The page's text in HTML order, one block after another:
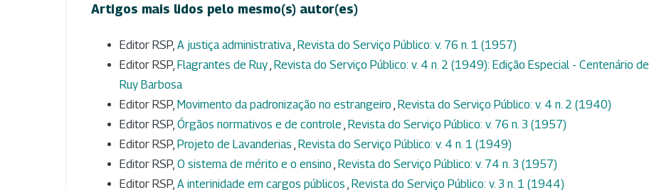
Artigos mais lidos pelo mesmo(s) autor(es)
Editor RSP, A justiça administrativa, Revista do Serviço Público: v. 76 n. 1 (1957)
Editor RSP, Flagrantes de Ruy, Revista do Serviço Público: v. 4 n. 2 (1949): Edição Especial - Centenário de
Ruy Barbosa
Editor RSP, Movimento da padronização no estrangeiro , Revista do Serviço Público: v. 4 n. 2 (1940)
Editor RSP, Órgãos normativos e de controle , Revista do Serviço Público: v. 76 n. 3 (1957)
Editor RSP, Projeto de Lavanderias , Revista do Serviço Público: v. 4 n. 1 (1949)
Editor RSP, O sistema de mérito e o ensino , Revista do Serviço Público: v. 74 n. 3 (1957)
Editor RSP, A interinidade em cargos públicos , Revista do Serviço Público: v. 3 n. 1 (1944)